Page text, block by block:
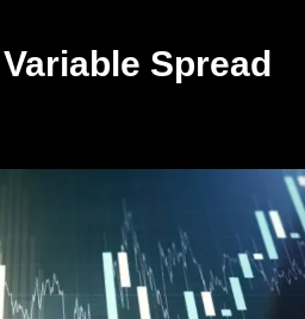
Spread